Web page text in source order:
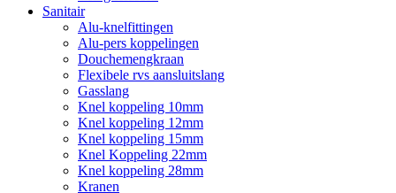
Sanitair
Alu-knelfittingen
Alu-pers koppelingen
Douchemengkraan
Flexibele rvs aansluitslang
Gasslang
Knel koppeling 10mm
Knel koppeling 12mm
Knel koppeling 15mm
Knel Koppeling 22mm
Knel koppeling 28mm
Kranen